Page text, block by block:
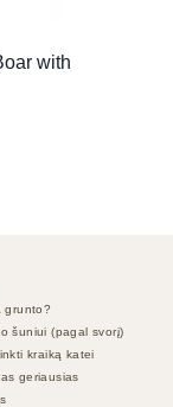
with
grunto?
šuniui (pagal svorį)
kraiką katei
geriausias